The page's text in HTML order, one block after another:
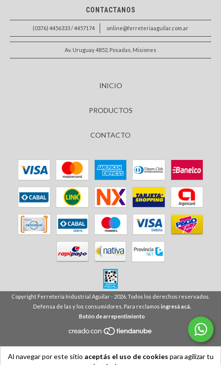
Al navegar por este sitio aceptás el uso de cookies para agilizar tu
CONTACTANOS
(0376) 4456333 / 4457174 online@ferreteriaaguilar.com.ar
Av. Uruguay 4852, Posadas, Misiones
INICIO
PRODUCTOS
CONTACTO
Copyright Ferreteria Industrial Aguilar - 2026. Todos los derechos reservados.
Defensa de las y los consumidores. Para reclamos ingresá acá.
Botón de arrepentimiento